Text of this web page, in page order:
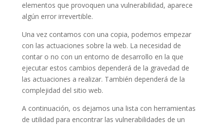
elementos que provoquen una vulnerabilidad, aparece
algún error irrevertible.
Una vez contamos con una copia, podemos empezar
con las actuaciones sobre la web. La necesidad de
contar o no con un entorno de desarrollo en la que
ejecutar estos cambios dependerá de la gravedad de
las actuaciones a realizar. También dependerá de la
complejidad del sitio web.
A continuación, os dejamos una lista con herramientas
de utilidad para encontrar las vulnerabilidades de un